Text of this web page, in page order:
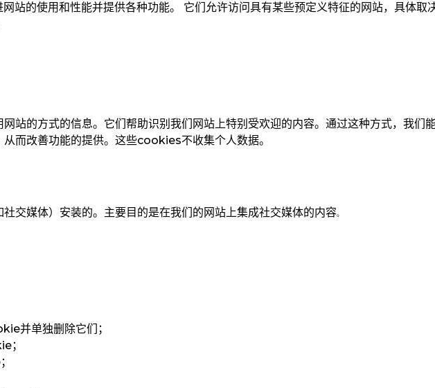
站的使用和性能并提供各种功能。 它们允许访问具有某些预定义特征的网站，具体取
网站的方式的信息。它们帮助识别我们网站上特别受欢迎的内容。通过这种方式，我们
而改善功能的提供。这些cookies不收集个人数据。
社交媒体）安装的。主要目的是在我们的网站上集成社交媒体的内容。
并单独删除它们；
；